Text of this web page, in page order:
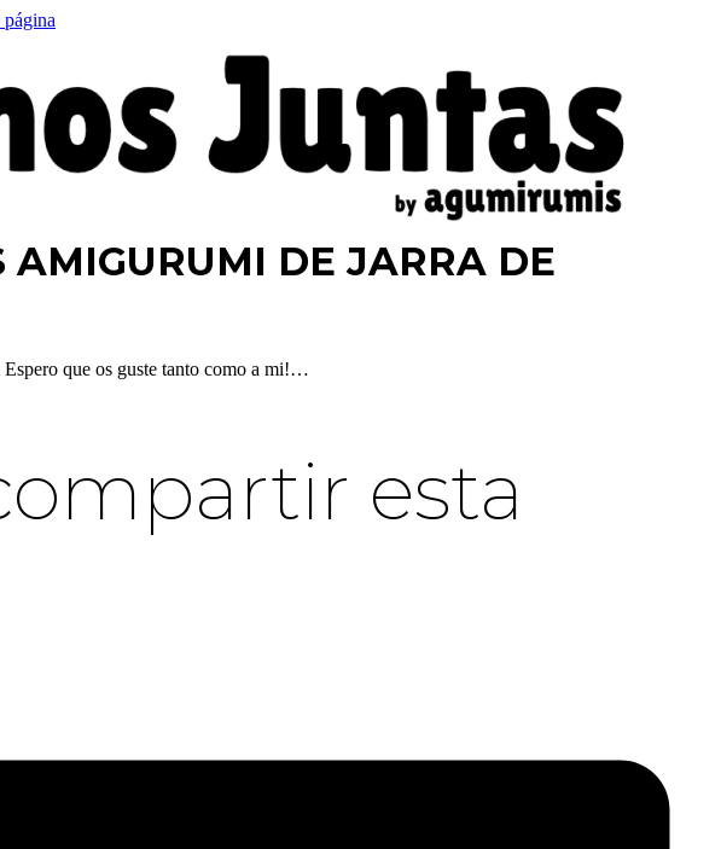
página
AMIGURUMI DE JARRA DE
que os guste tanto como a mi!…
esta